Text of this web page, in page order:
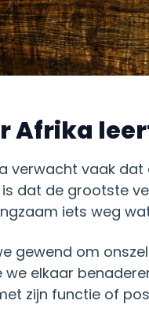
Afrika
verwacht vaak
dat de grootste
iets weg
gewend om
we elkaar
zijn functie of